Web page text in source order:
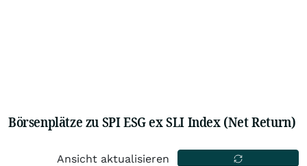
Börsenplätze zu SPI ESG ex SLI Index (Net Return)
Ansicht aktualisieren